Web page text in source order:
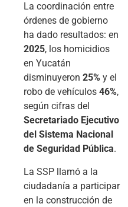
La coordinación entre
órdenes de gobierno
ha dado resultados: en
2025, los homicidios
en Yucatán
disminuyeron 25% y el
robo de vehículos 46%,
según cifras del
Secretariado Ejecutivo
del Sistema Nacional
de Seguridad Pública.
La SSP llamó a la
ciudadanía a participar
en la construcción de